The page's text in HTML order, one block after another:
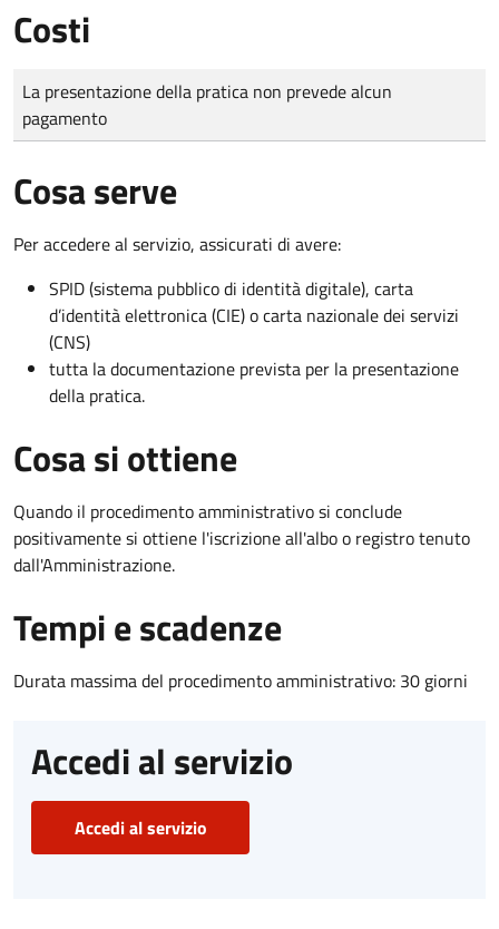
Costi
Tipo di pagamento
Importo
La presentazione della pratica non prevede alcun
pagamento
Cosa serve
Per accedere al servizio, assicurati di avere:
SPID (sistema pubblico di identità digitale), carta
d’identità elettronica (CIE) o carta nazionale dei servizi
(CNS)
tutta la documentazione prevista per la presentazione
della pratica.
Cosa si ottiene
Quando il procedimento amministrativo si conclude
positivamente si ottiene l'iscrizione all'albo o registro tenuto
dall'Amministrazione.
Tempi e scadenze
Durata massima del procedimento amministrativo: 30 giorni
Accedi al servizio
Accedi al servizio